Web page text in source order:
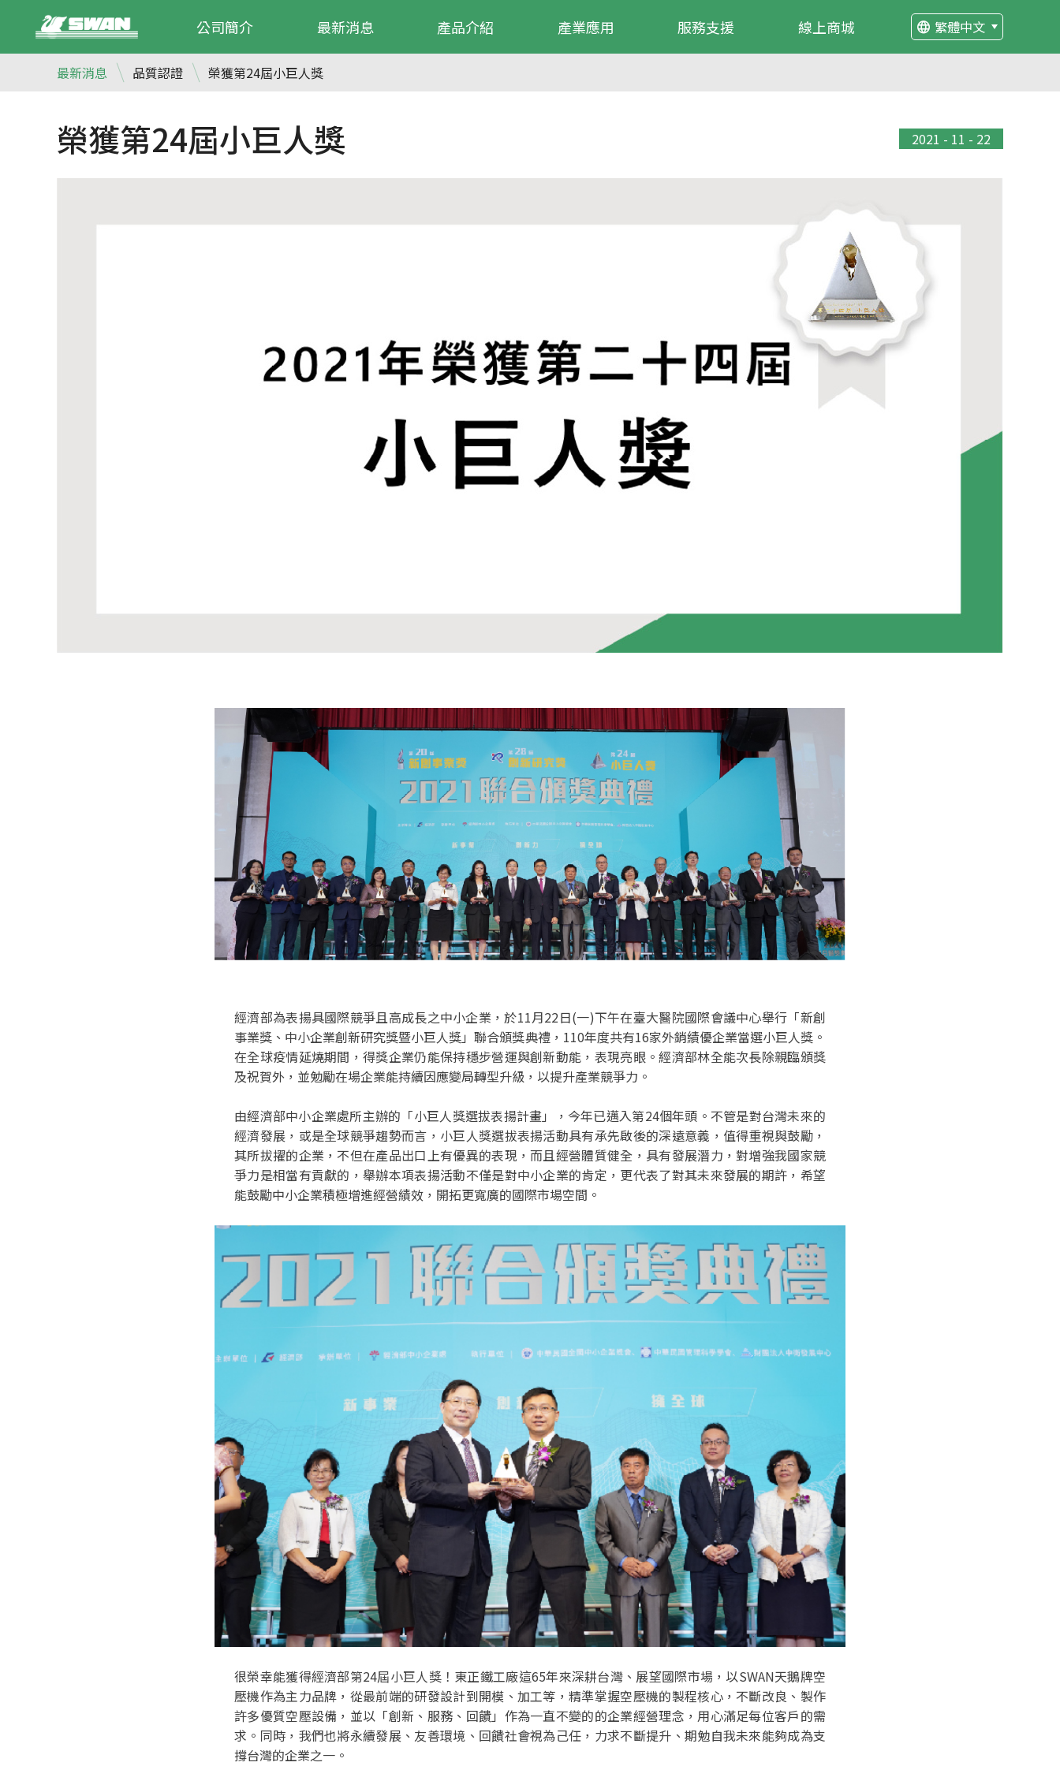
公司簡介 最新消息 產品介紹 產業應用 服務支援 線上商城 繁體中文
最新消息 品質認證 榮獲第24屆小巨人獎
榮獲第24屆小巨人獎 2021 - 11 - 22
經濟部為表揚具國際競爭且高成長之中小企業，於11月22日(一)下午在臺大醫院國際會議中心舉行「新創
事業獎、中小企業創新研究獎暨小巨人獎」聯合頒獎典禮，110年度共有16家外銷績優企業當選小巨人獎。
在全球疫情延燒期間，得獎企業仍能保持穩步營運與創新動能，表現亮眼。經濟部林全能次長除親臨頒獎
及祝賀外，並勉勵在場企業能持續因應變局轉型升級，以提升產業競爭力。
由經濟部中小企業處所主辦的「小巨人獎選拔表揚計畫」，今年已邁入第24個年頭。不管是對台灣未來的
經濟發展，或是全球競爭趨勢而言，小巨人獎選拔表揚活動具有承先啟後的深遠意義，值得重視與鼓勵，
其所拔擢的企業，不但在產品出口上有優異的表現，而且經營體質健全，具有發展潛力，對增強我國家競
爭力是相當有貢獻的，舉辦本項表揚活動不僅是對中小企業的肯定，更代表了對其未來發展的期許，希望
能鼓勵中小企業積極增進經營績效，開拓更寬廣的國際市場空間。
很榮幸能獲得經濟部第24屆小巨人獎！東正鐵工廠這65年來深耕台灣、展望國際市場，以SWAN天鵝牌空
壓機作為主力品牌，從最前端的研發設計到開模、加工等，精準掌握空壓機的製程核心，不斷改良、製作
許多優質空壓設備，並以「創新、服務、回饋」作為一直不變的的企業經營理念，用心滿足每位客戶的需
求。同時，我們也將永續發展、友善環境、回饋社會視為己任，力求不斷提升、期勉自我未來能夠成為支
撐台灣的企業之一。